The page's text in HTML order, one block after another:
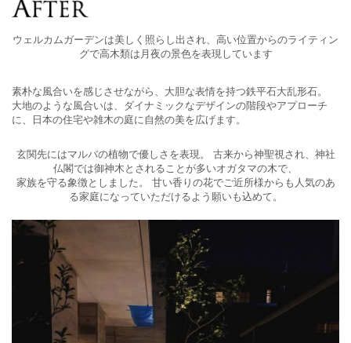
ウェルカムガーデンは美しく照らし出され、高い位置からのライティン
グで高木類は月夜の景色を表現しています
素朴な風合いを感じさせながら、大胆な表情を持つ鉄平石大乱形石。
大地のような風合いは、ダイナミックなデザインの階段やアプローチ
に、日本の住宅や雑木の庭に自然の美を広げます。
玄関先にはマルバの植物で優しさを表現。 古来から神聖視され、神社
仏閣では御神木とされることが多いオガタマの木で、
家族を守る象徴としました。 甘い香りの花でご近所様からも人気のあ
る家庭になっていただけるよう願いも込めて。